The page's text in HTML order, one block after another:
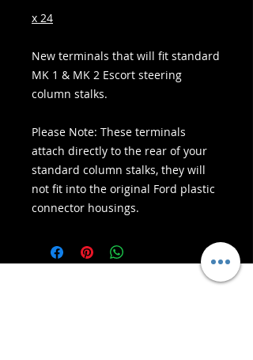
x 24
New terminals that will fit standard
MK 1 & MK 2 Escort steering
column stalks.
Please Note: These terminals
attach directly to the rear of your
standard column stalks, they will
not fit into the original Ford plastic
connector housings.
Безпечні покупки: